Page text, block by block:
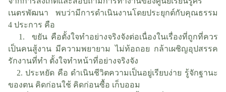
เนตรพัฒนา พบว่ามีการดำเนินงานโดยประยุกต์กับคุณธรรม
4 ประการ คือ
1. ขยัน คือตั้งใจทำอย่างจริงจังต่อเนื่องในเรื่องที่ถูกที่ควร
เป็นคนสู้งาน มีความพยายาม ไม่ท้อถอย กล้าเผชิญอุปสรรค
รักงานที่ทำ ตั้งใจทำหน้าที่อย่างจริงจัง
2. ประหยัด คือ ดำเนินชีวิตความเป็นอยู่เรียบง่าย รู้จักฐานะ
ของตน คิดก่อนใช้ คิดก่อนซื้อ เก็บออม